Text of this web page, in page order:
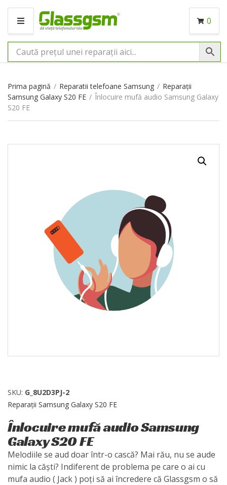
M
N
I
0
Prima pagină / Reparatii telefoane Samsung / Reparații
Samsung Galaxy S20 FE / Înlocuire mufă audio Samsung Galaxy
S20 FE
SKU: G_8U2D3PJ-2
Reparații Samsung Galaxy S20 FE
Înlocuire mufă audio Samsung
Galaxy S20 FE
Melodiile se aud doar într-o cască? Mai rău, nu se aude
nimic la căști? Indiferent de problema pe care o ai cu
mufa audio ( Jack ) poți să ai încredere că Glassgsm o să